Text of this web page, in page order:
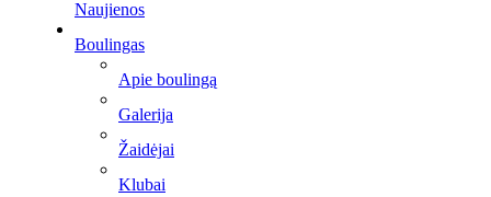
Naujienos
Boulingas
Apie boulingą
Galerija
Žaidėjai
Klubai